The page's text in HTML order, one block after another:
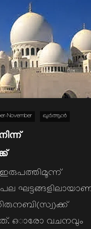
November ഖുര്‍ആന്‍
ഇരുപത്തിമൂന്ന്
ഒാരോ വചനവും